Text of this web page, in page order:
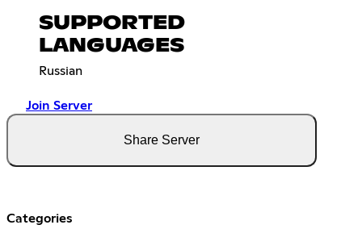
SUPPORTED
LANGUAGES
Russian
Join Server
Share Server
Categories